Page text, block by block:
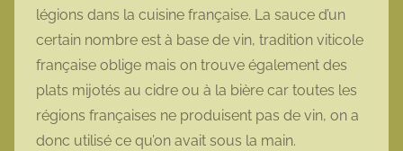
légions dans la cuisine française. La sauce d’un
certain nombre est à base de vin, tradition viticole
française oblige mais on trouve également des
plats mijotés au cidre ou à la bière car toutes les
régions françaises ne produisent pas de vin, on a
donc utilisé ce qu’on avait sous la main.